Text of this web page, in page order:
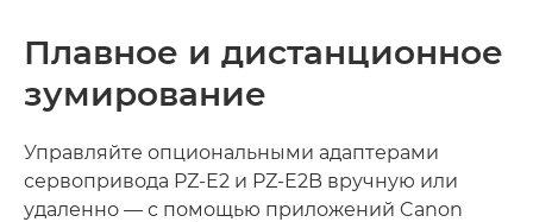
Плавное и дистанционное
зумирование
Управляйте опциональными адаптерами
сервопривода PZ-E2 и PZ-E2B вручную или
удаленно — с помощью приложений Canon